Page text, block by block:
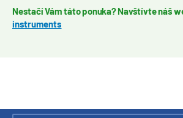
Nestačí Vám táto ponuka? Navštívte náš
instruments